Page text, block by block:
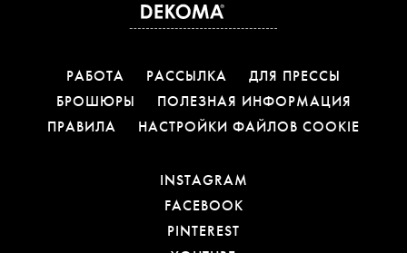
РАБОТА РАССЫЛКА
ДЛЯ ПРЕССЫ
БРОШЮРЫ
ПОЛЕЗНАЯ ИНФОРМАЦИЯ
ПРАВИЛА
НАСТРОЙКИ ФАЙЛОВ COOKIE
INSTAGRAM
FACEBOOKССЫЛКА ОТКРОЕТСЯ
PINTEREST